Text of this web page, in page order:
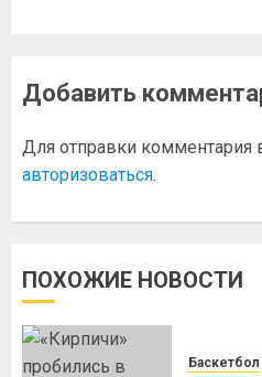
Добавить
Для отправки комментария
авторизоваться.
ПОХОЖИЕ НОВОСТИ
Баскетбол